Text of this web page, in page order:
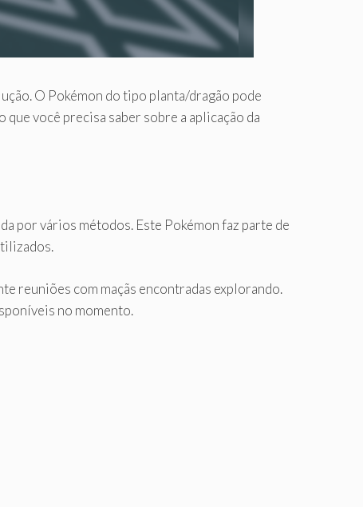
O Pokémon do tipo planta/dragão pode
você precisa saber sobre a aplicação da
por vários métodos. Este Pokémon faz parte de
reuniões com maçãs encontradas explorando.
no momento.